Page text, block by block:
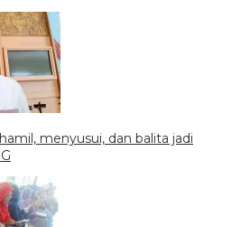
menyusui, dan balita jadi